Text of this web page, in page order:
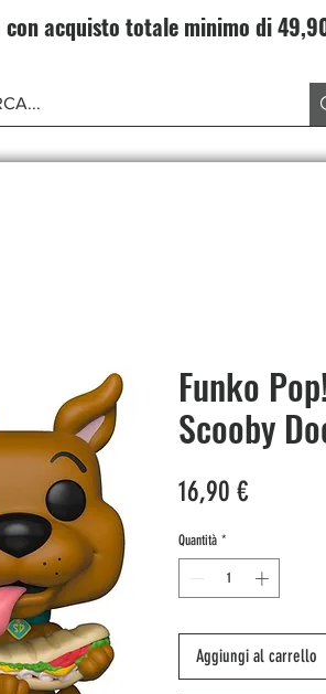
acquisto totale minimo di
Funko
Scooby
16,90 €Prezzo
Quantità *
Aggiungi al carrello